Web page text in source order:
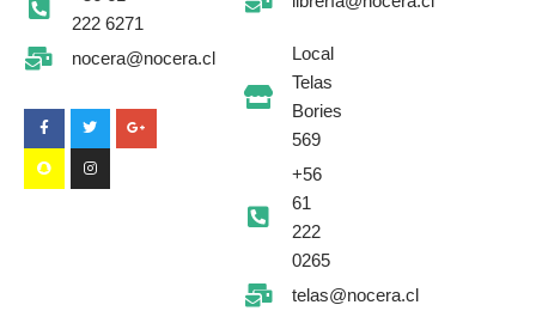
222 6271
nocera@nocera.cl
c
e
b
o
o
k
-
i
t
t
e
r
o
g
l
e
a
p
c
h
a
t
s
t
a
g
r
a
m
Local
Telas
Bories
569
+56
61
222
0265
telas@nocera.cl